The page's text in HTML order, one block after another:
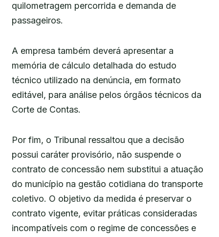
quilometragem percorrida e demanda de
passageiros.
A empresa também deverá apresentar a
memória de cálculo detalhada do estudo
técnico utilizado na denúncia, em formato
editável, para análise pelos órgãos técnicos da
Corte de Contas.
Por fim, o Tribunal ressaltou que a decisão
possui caráter provisório, não suspende o
contrato de concessão nem substitui a atuação
do município na gestão cotidiana do transporte
coletivo. O objetivo da medida é preservar o
contrato vigente, evitar práticas consideradas
incompatíveis com o regime de concessões e